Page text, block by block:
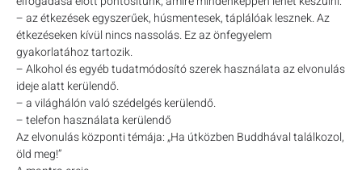
– az étkezések egyszerűek, húsmentesek, táplálóak lesznek. Az
étkezéseken kívül nincs nassolás. Ez az önfegyelem
gyakorlatához tartozik.
– Alkohol és egyéb tudatmódosító szerek használata az elvonulás
ideje alatt kerülendő.
– a világhálón való szédelgés kerülendő.
– telefon használata kerülendő
Az elvonulás központi témája: „Ha útközben Buddhával találkozol,
öld meg!”